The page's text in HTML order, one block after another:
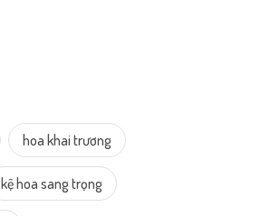
hoa khai trương
kệ hoa sang trọng